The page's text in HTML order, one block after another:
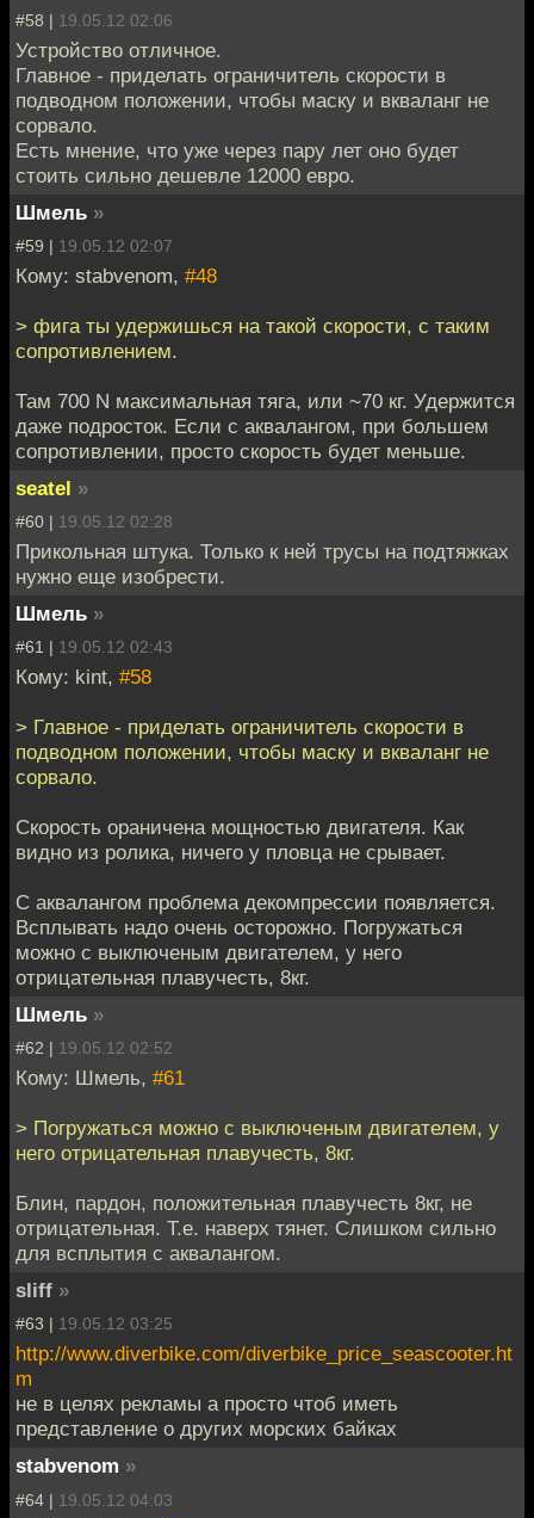
#58 | 19.05.12 02:06
Устройство отличное.
Главное - приделать ограничитель скорости в
подводном положении, чтобы маску и вкваланг не
сорвало.
Есть мнение, что уже через пару лет оно будет
стоить сильно дешевле 12000 евро.
Шмель »
#59 | 19.05.12 02:07
Кому: stabvenom, #48
> фига ты удержишься на такой скорости, с таким
сопротивлением.
Там 700 N максимальная тяга, или ~70 кг. Удержится
даже подросток. Если с аквалангом, при большем
сопротивлении, просто скорость будет меньше.
seatel »
#60 | 19.05.12 02:28
Прикольная штука. Только к ней трусы на подтяжках
нужно еще изобрести.
Шмель »
#61 | 19.05.12 02:43
Кому: kint, #58
> Главное - приделать ограничитель скорости в
подводном положении, чтобы маску и вкваланг не
сорвало.
Скорость ораничена мощностью двигателя. Как
видно из ролика, ничего у пловца не срывает.
С аквалангом проблема декомпрессии появляется.
Всплывать надо очень осторожно. Погружаться
можно с выключеным двигателем, у него
отрицательная плавучесть, 8кг.
Шмель »
#62 | 19.05.12 02:52
Кому: Шмель, #61
> Погружаться можно с выключеным двигателем, у
него отрицательная плавучесть, 8кг.
Блин, пардон, положительная плавучесть 8кг, не
отрицательная. Т.е. наверх тянет. Слишком сильно
для всплытия с аквалангом.
sliff »
#63 | 19.05.12 03:25
http://www.diverbike.com/diverbike_price_seascooter.ht
m
не в целях рекламы а просто чтоб иметь
представление о других морских байках
stabvenom »
#64 | 19.05.12 04:03